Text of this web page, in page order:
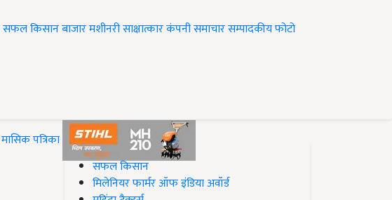
सफल किसानबाजारमशीनरीसाक्षात्कारकंपनी समाचारसम्पादकीयफोटो
मासिक पत्रिका
#Top on Krishi Jagran
सफल किसान
मिलेनियर फार्मर ऑफ इंडिया अवॉर्ड